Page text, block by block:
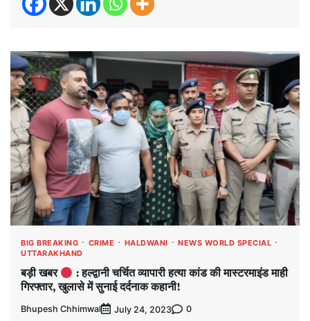
BIG BREAKING CRIME HALDWANI
NEWS WORLD SPECIAL
UTTARAKHAND
बड़ी खबर
: हल्द्वानी चर्चित व्यापारी हत्या कांड की मास्टरमाइंड माही
गिरफ्तार, खुलासे में सुनाई दर्दनाक कहानी!
Bhupesh Chhimwal July 24, 2023 0